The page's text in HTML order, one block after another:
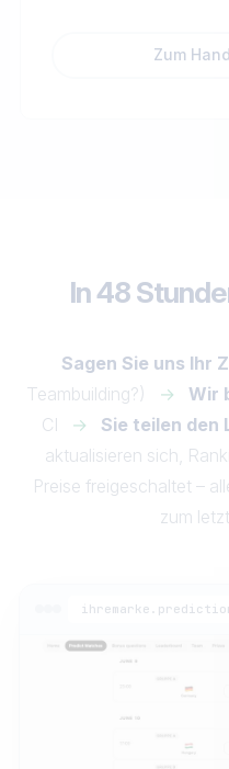
Zum
In 48
Sagen Sie uns Ihr
Teambuilding?)
→ Wir
CI
→ Sie teilen den
aktualisieren sich,
Preise freigeschaltet –
zum